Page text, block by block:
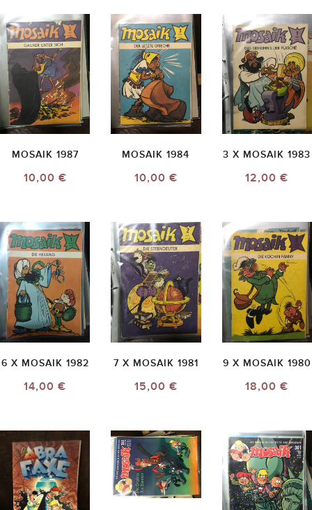
MOSAIK 1987
10,00 €
MOSAIK 1984
10,00 €
3 X MOSAIK 1983
12,00 €
6 X MOSAIK 1982
14,00 €
7 X MOSAIK 1981
15,00 €
9 X MOSAIK 1980
18,00 €